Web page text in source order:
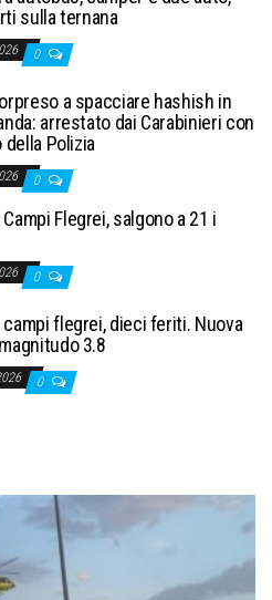
sulla ternana
0
a spacciare hashish in
arrestato dai Carabinieri con
Polizia
0
Flegrei, salgono a 21 i
0
flegrei, dieci feriti. Nuova
3.8
0